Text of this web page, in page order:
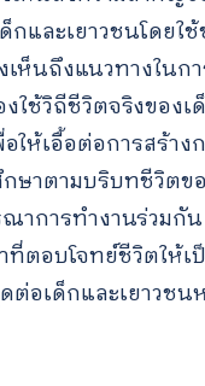
และเยาวชนโดยใ
ห็นถึงแนวทางในก
ใช้วิถีชีวิตจริงของเ
ให้เอื้อต่อการสร้าง
ษาตามบริบทชีวิตขอ
าการทำงานร่วมกั
ที่ตอบโจทย์ชีวิตให้เ
ต่อเด็กและเยาวช